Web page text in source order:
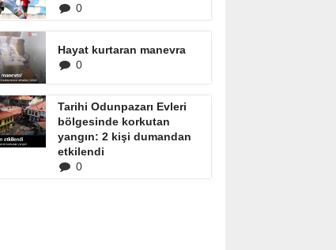
0
Hayat kurtaran manevra
0
Tarihi Odunpazarı Evleri
bölgesinde korkutan
yangın: 2 kişi dumandan
etkilendi
0